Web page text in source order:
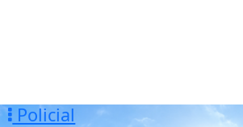
Policial